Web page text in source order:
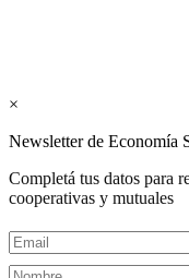
×
Newsletter de Economía
Completá tus datos para
cooperativas y mutuales